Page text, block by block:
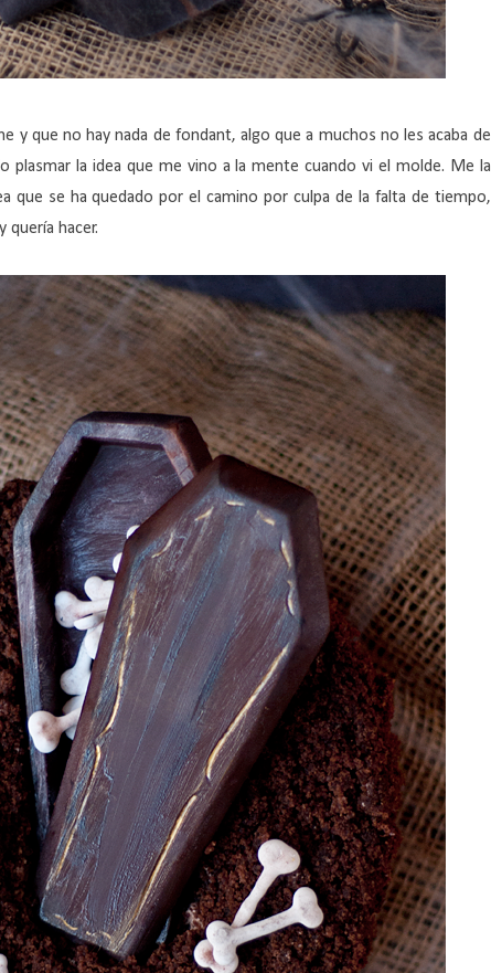
y que no hay nada de fondant, algo que a muchos no les acaba de
plasmar la idea que me vino a la mente cuando vi el molde. Me la
que se ha quedado por el camino por culpa de la falta de tiempo,
quería hacer.